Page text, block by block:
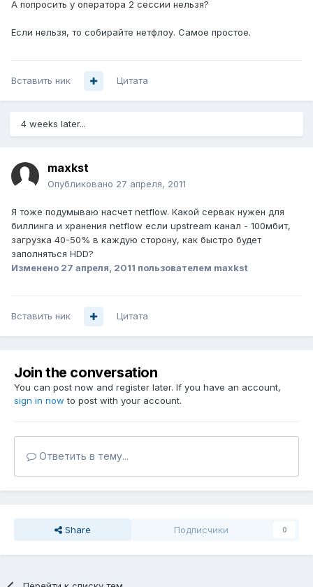
А попросить у оператора 2 сессии нельзя?
Если нельзя, то собирайте нетфлоу. Самое простое.
Вставить ник Цитата
4 weeks later...
maxkst
Опубликовано 27 апреля, 2011
Я тоже подумываю насчет netflow. Какой сервак нужен для
биллинга и хранения netflow если upstream канал - 100мбит,
загрузка 40-50% в каждую сторону, как быстро будет
заполняться HDD?
Изменено 27 апреля, 2011 пользователем maxkst
Вставить ник Цитата
Join the conversation
You can post now and register later. If you have an account,
sign in now to post with your account.
Ответить в тему...
Share Подписчики 0